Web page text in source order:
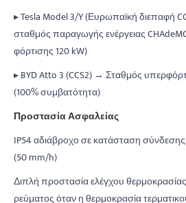
▸ Tesla Model 3/Y (Ευρωπαϊκή διεπαφή
σταθμός παραγωγής ενέργειας
φόρτισης 120 kW)
▸ BYD Atto 3 (CCS2) → Σταθμός
(100% συμβατότητα)
Προστασία Ασφαλείας
IP54 αδιάβροχο σε κατάσταση
(50 mm/h)
Διπλή προστασία ελέγχου
ρεύματος όταν η θερμοκρασία